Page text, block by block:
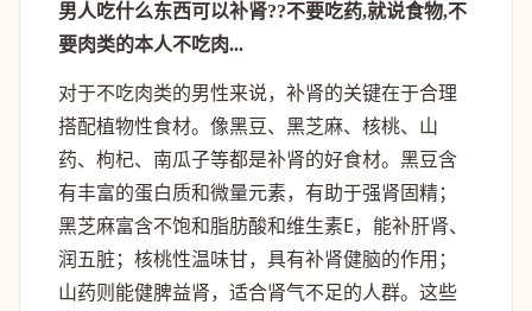
男人吃什么东西可以补肾??不要吃药,就说食物,不
要肉类的本人不吃肉...
对于不吃肉类的男性来说，补肾的关键在于合理
搭配植物性食材。像黑豆、黑芝麻、核桃、山
药、枸杞、南瓜子等都是补肾的好食材。黑豆含
有丰富的蛋白质和微量元素，有助于强肾固精；
黑芝麻富含不饱和脂肪酸和维生素E，能补肝肾、
润五脏；核桃性温味甘，具有补肾健脑的作用；
山药则能健脾益肾，适合肾气不足的人群。这些